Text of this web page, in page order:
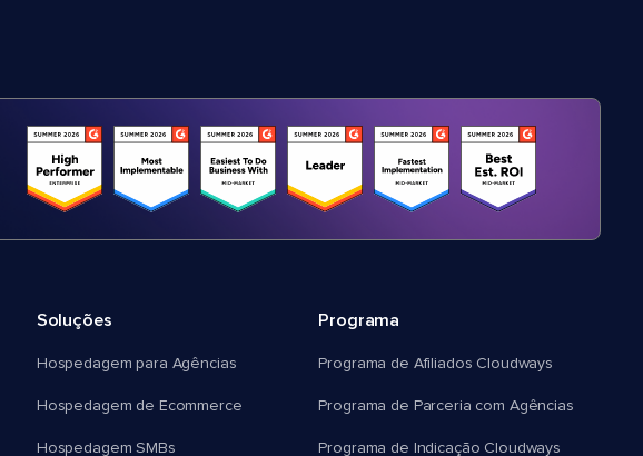
Soluções
Hospedagem para Agências
Hospedagem de Ecommerce
Hospedagem SMBs
Programa
Programa de Afiliados Cloudways
Programa de Parceria com Agências
Programa de Indicação Cloudways